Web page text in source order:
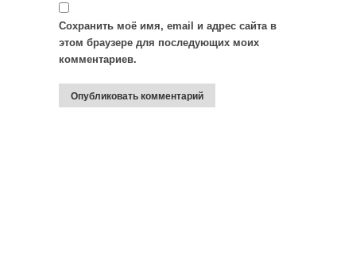
Сохранить моё имя, email и адрес сайта в
этом браузере для последующих моих
комментариев.